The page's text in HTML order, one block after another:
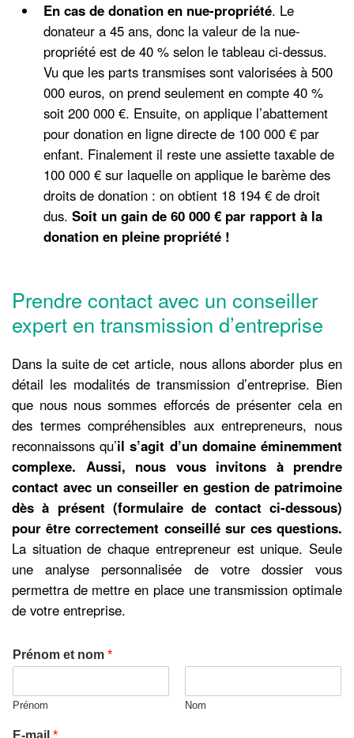
En cas de donation en nue-propriété. Le
donateur a 45 ans, donc la valeur de la nue-
propriété est de 40 % selon le tableau ci-dessus.
Vu que les parts transmises sont valorisées à 500
000 euros, on prend seulement en compte 40 %
soit 200 000 €. Ensuite, on applique l’abattement
pour donation en ligne directe de 100 000 € par
enfant. Finalement il reste une assiette taxable de
100 000 € sur laquelle on applique le barème des
droits de donation : on obtient 18 194 € de droit
dus. Soit un gain de 60 000 € par rapport à la
donation en pleine propriété !
Prendre contact avec un conseiller
expert en transmission d’entreprise
Dans la suite de cet article, nous allons aborder plus en
détail les modalités de transmission d’entreprise. Bien
que nous nous sommes efforcés de présenter cela en
des termes compréhensibles aux entrepreneurs, nous
reconnaissons qu’il s’agit d’un domaine éminemment
complexe. Aussi, nous vous invitons à prendre
contact avec un conseiller en gestion de patrimoine
dès à présent (formulaire de contact ci-dessous)
pour être correctement conseillé sur ces questions.
La situation de chaque entrepreneur est unique. Seule
une analyse personnalisée de votre dossier vous
permettra de mettre en place une transmission optimale
de votre entreprise.
Prénom et nom *
Prénom Nom
E-mail *